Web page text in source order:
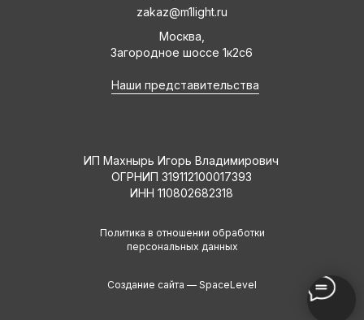
Создание сайта — SpaceLevel
Политика в отношении обработки
персональных данных
ИП Махнырь Игорь Владимирович
ОГРНИП 319112100017393
ИНН 110802682318
Наши представительства
zakaz@m1light.ru
Москва,
Загородное шоссе 1к2с6